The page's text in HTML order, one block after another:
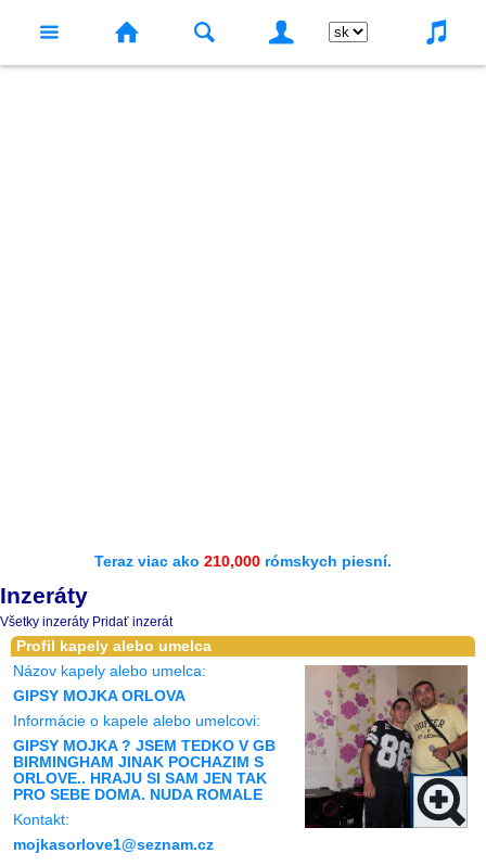
Teraz viac ako 210,000 rómskych piesní.
Inzeráty
Všetky inzeráty Pridať inzerát
Profil kapely alebo umelca
Názov kapely alebo umelca:
GIPSY MOJKA ORLOVA
Informácie o kapele alebo umelcovi:
GIPSY MOJKA ? JSEM TEDKO V GB
BIRMINGHAM JINAK POCHAZIM S
ORLOVE.. HRAJU SI SAM JEN TAK
PRO SEBE DOMA. NUDA ROMALE
Kontakt:
mojkasorlove1@seznam.cz